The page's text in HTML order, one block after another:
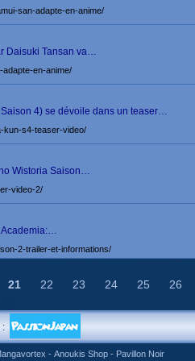
san-adapte-en-anime/
Daisuki Tansan va…
en-anime/
Saison 4) se dévoile dans un teaser…
kun-s4-teaser-video/
Wistoria Saison…
video-2/
Academia:…
2-trailer-et-informations/
21 22 23 24 25 26
:
- Anoukis Shop- Pavillon Noir